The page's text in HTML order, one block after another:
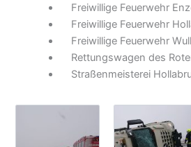
Freiwillige Feuerwehr
Freiwillige Feuerwehr
Freiwillige Feuerwehr
Rettungswagen des
Straßenmeisterei